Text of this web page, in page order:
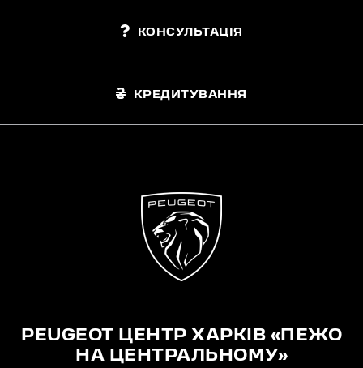
КОНСУЛЬТАЦІЯ
КРЕДИТУВАННЯ
PEUGEOT ЦЕНТР ХАРКІВ «ПЕЖО
НА ЦЕНТРАЛЬНОМУ»